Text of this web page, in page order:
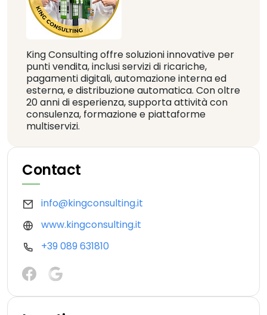
King Consulting offre soluzioni innovative per
punti vendita, inclusi servizi di ricariche,
pagamenti digitali, automazione interna ed
esterna, e distribuzione automatica. Con oltre
20 anni di esperienza, supporta attività con
consulenza, formazione e piattaforme
multiservizi.
Contact
info@kingconsulting.it
www.kingconsulting.it
+39 089 631810